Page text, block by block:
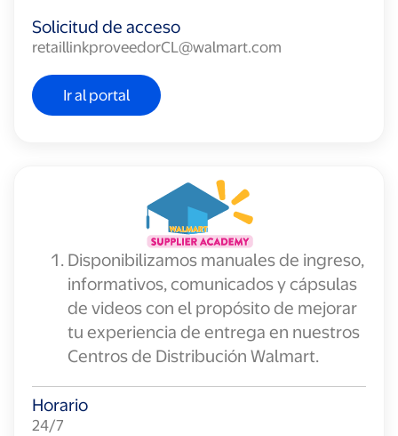
Solicitud de acceso
retaillinkproveedorCL@walmart.com
Ir al portal
Disponibilizamos manuales de ingreso,
informativos, comunicados y cápsulas
de videos con el propósito de mejorar
tu experiencia de entrega en nuestros
Centros de Distribución Walmart.
Horario
24/7